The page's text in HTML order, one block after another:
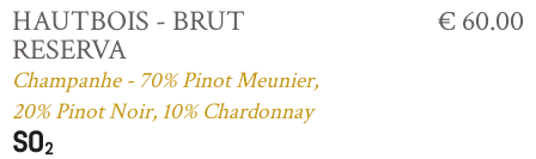
HAUTBOIS - BRUT
RESERVA
Champanhe - 70% Pinot Meunier,
20% Pinot Noir, 10% Chardonnay
€ 60.00